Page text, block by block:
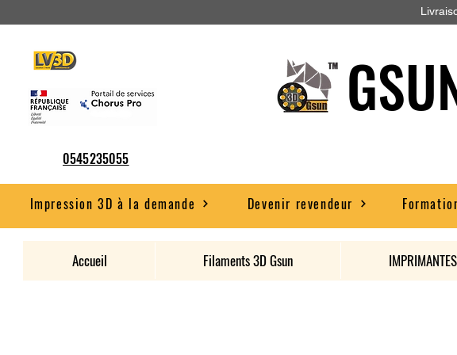
0545235055
Impression 3D à la demande Devenir revendeur
Accueil Filaments 3D Gsun